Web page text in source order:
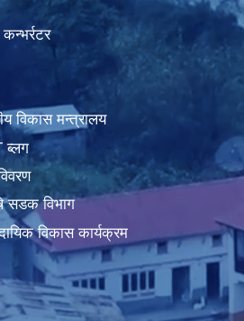
विकास मन्त्रालय
ब्लग
सडक विभाग
विकास कार्यक्रम